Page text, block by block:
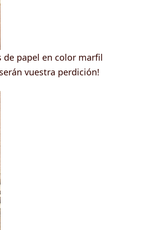
de papel en color marfil
vuestra perdición!